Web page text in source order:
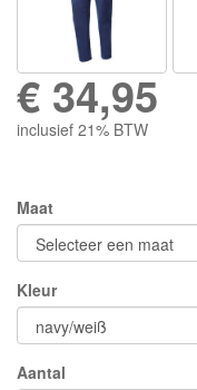
€ 34,95
inclusief 21% BTW
Maat
Kleur
Aantal